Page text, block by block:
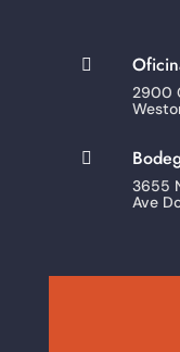

2900

3655
Ave